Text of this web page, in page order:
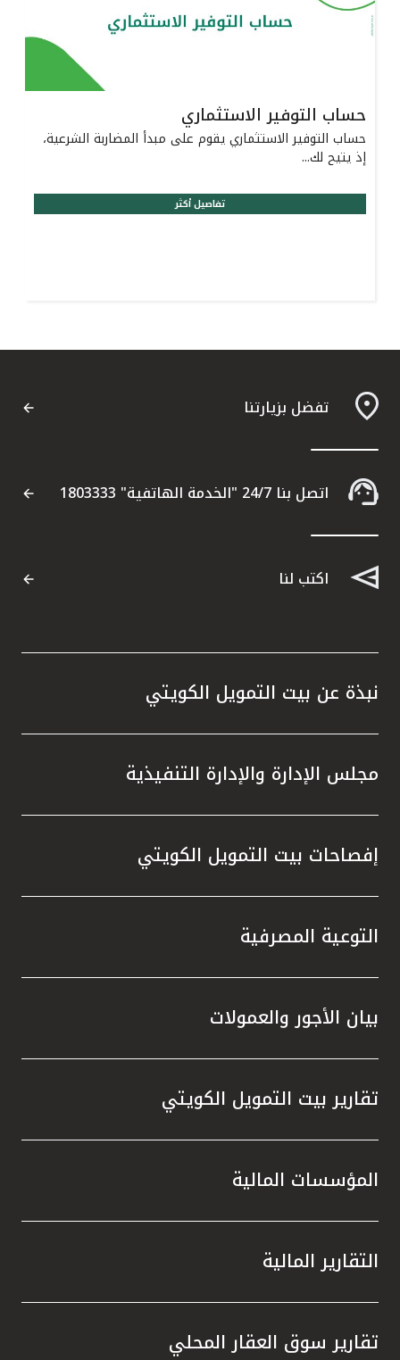
حساب التوفير الاستثماري
حساب التوفير الاستثماري يقوم على مبدأ المضاربة الشرعية،
إذ يتيح لك...
تفاصيل أكثر
تفضل بزيارتنا
اتصل بنا 24/7 "الخدمة الهاتفية" 1803333
اكتب لنا
نبذة عن بيت التمويل الكويتي
مجلس الإدارة والإدارة التنفيذية
إفصاحات بيت التمويل الكويتي
التوعية المصرفية
بيان الأجور والعمولات
تقارير بيت التمويل الكويتي
المؤسسات المالية
التقارير المالية
تقارير سوق العقار المحلي